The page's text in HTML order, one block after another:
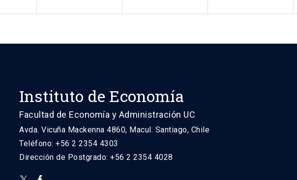
Instituto de Economía
Facultad de Economía y Administración UC
Avda. Vicuña Mackenna 4860, Macul. Santiago, Chile
Teléfono: +56 2 2354 4303
Dirección de Postgrado: +56 2 2354 4028